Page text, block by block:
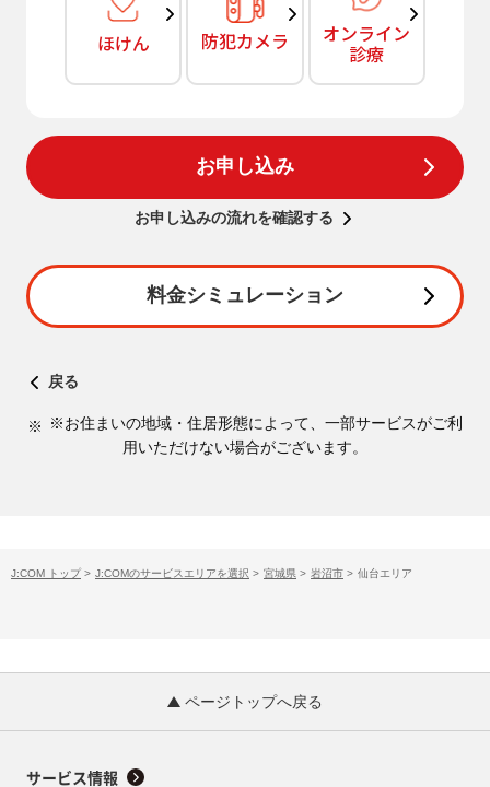
ほけん 防犯カメラ オンライン
診療
お申し込み
お申し込みの流れを確認する
料金シミュレーション
戻る
※お住まいの地域・住居形態によって、一部サービスがご利
用いただけない場合がございます。
J:COM トップ > J:COMのサービスエリアを選択 > 宮城県 > 岩沼市 > 仙台エリア
ページトップへ戻る
サービス情報